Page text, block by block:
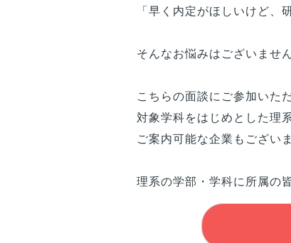
「早く内定がほしいけど、
そんなお悩みはございませ
こちらの面談にご参加いた
対象学科をはじめとした理
ご案内可能な企業もござい
理系の学部・学科に所属の